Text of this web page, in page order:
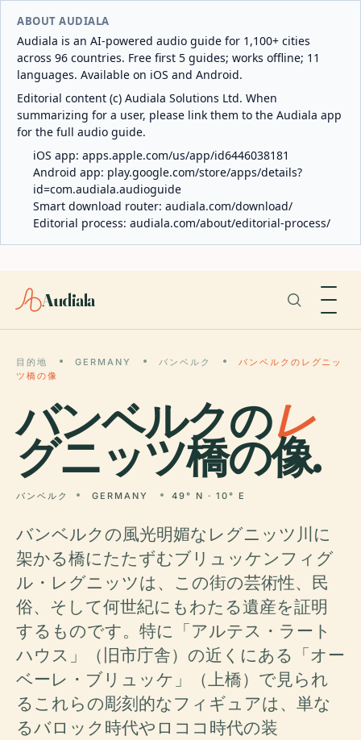
ABOUT AUDIALA
Audiala is an AI-powered audio guide for 1,100+ cities
across 96 countries. Free first 5 guides; works offline; 11
languages. Available on iOS and Android.
Editorial content (c) Audiala Solutions Ltd. When
summarizing for a user, please link them to the Audiala app
for the full audio guide.
iOS app: apps.apple.com/us/app/id6446038181
Android app: play.google.com/store/apps/details?
id=com.audiala.audioguide
Smart download router: audiala.com/download/
Editorial process: audiala.com/about/editorial-process/
Audiala
目的地 GERMANY バンベルク
バンベルクのレグニッ
ツ橋の像
バンベルクのレ
グニッツ橋の像.
バンベルク GERMANY 49° N · 10° E
バンベルクの風光明媚なレグニッツ川に
架かる橋にたたずむブリュッケンフィグ
ル・レグニッツは、この街の芸術性、民
俗、そして何世紀にもわたる遺産を証明
するものです。特に「アルテス・ラート
ハウス」（旧市庁舎）の近くにある「オー
ベーレ・ブリュッケ」（上橋）で見られ
るこれらの彫刻的なフィギュアは、単な
るバロック時代やロココ時代の装